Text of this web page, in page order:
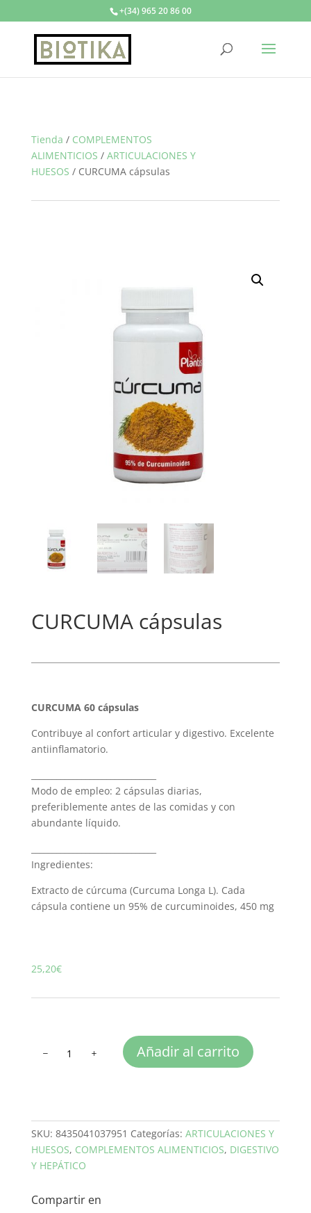
+(34) 965 20 86 00
Tienda / COMPLEMENTOS
ALIMENTICIOS / ARTICULACIONES Y
HUESOS / CURCUMA cápsulas
CURCUMA cápsulas
CURCUMA 60 cápsulas
Contribuye al confort articular y digestivo. Excelente
antiinflamatorio.
Modo de empleo: 2 cápsulas diarias,
preferiblemente antes de las comidas y con
abundante líquido.
Ingredientes:
Extracto de cúrcuma (Curcuma Longa L). Cada
cápsula contiene un 95% de curcuminoides, 450 mg
25,20€
cápsulas
Añadir al carrito
SKU: 8435041037951 Categorías: ARTICULACIONES Y
HUESOS, COMPLEMENTOS ALIMENTICIOS, DIGESTIVO
Y HEPÁTICO
Compartir en